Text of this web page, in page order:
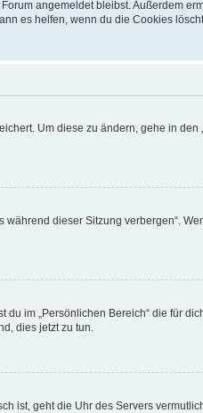
angemeldet bleibst. Außerdem
es helfen, wenn du die Cookies
Um diese zu ändern, gehe in
dieser Sitzung verbergen“.
im „Persönlichen Bereich“ die für
dies jetzt zu tun.
ist, geht die Uhr des Servers